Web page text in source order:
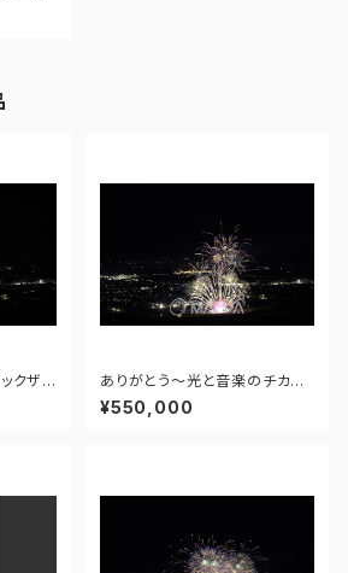
クザク
―「新
世界
ありがとう～光と音楽のチカラ
～ - 大曲の花火―春の章―「新
作花火コレクション2024 世界
¥550,000